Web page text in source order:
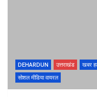
DEHARDUN उत्तराखंड खबर
सोशल मीडिया वायरल